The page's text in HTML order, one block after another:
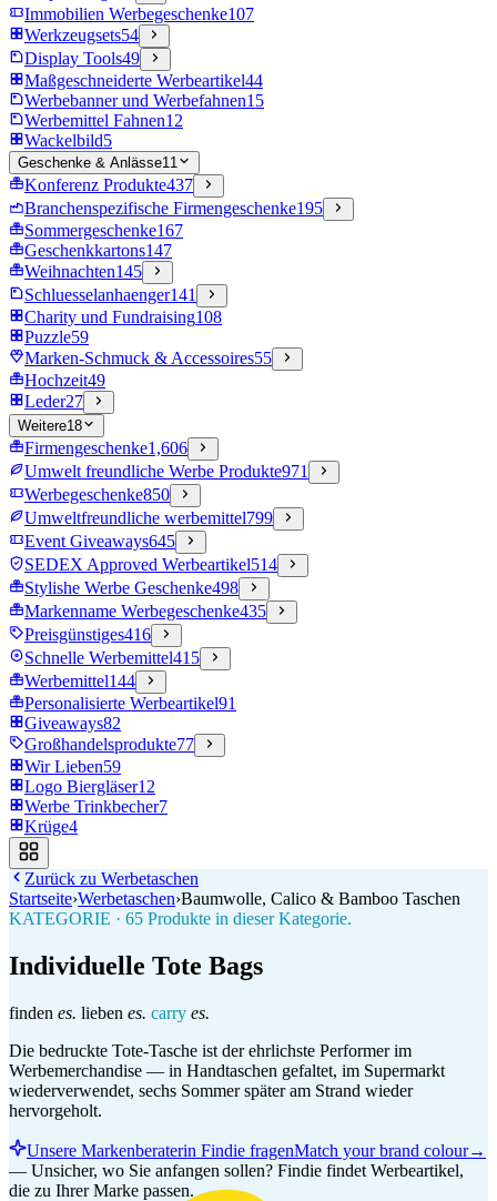
Immobilien Werbegeschenke107
Werkzeugsets54
Display Tools49
Maßgeschneiderte Werbeartikel44
Werbebanner und Werbefahnen15
Werbemittel Fahnen12
Wackelbild5
Geschenke & Anlässe11
Konferenz Produkte437
Branchenspezifische Firmengeschenke195
Sommergeschenke167
Geschenkkartons147
Weihnachten145
Schluesselanhaenger141
Charity und Fundraising108
Puzzle59
Marken-Schmuck & Accessoires55
Hochzeit49
Leder27
Weitere18
Firmengeschenke1,606
Umwelt freundliche Werbe Produkte971
Werbegeschenke850
Umweltfreundliche werbemittel799
Event Giveaways645
SEDEX Approved Werbeartikel514
Stylishe Werbe Geschenke498
Markenname Werbegeschenke435
Preisgünstiges416
Schnelle Werbemittel415
Werbemittel144
Personalisierte Werbeartikel91
Giveaways82
Großhandelsprodukte77
Wir Lieben59
Logo Biergläser12
Werbe Trinkbecher7
Krüge4
Zurück zu Werbetaschen
Startseite›Werbetaschen›Baumwolle, Calico & Bamboo Taschen
KATEGORIE · 65 Produkte in dieser Kategorie.
Individuelle Tote Bags
finden es. lieben es. carry es.
Die bedruckte Tote-Tasche ist der ehrlichste Performer im
Werbemerchandise — in Handtaschen gefaltet, im Supermarkt
wiederverwendet, sechs Sommer später am Strand wieder
hervorgeholt.
Unsere Markenberaterin Findie fragenMatch your brand colour→
— Unsicher, wo Sie anfangen sollen? Findie findet Werbeartikel,
die zu Ihrer Marke passen.